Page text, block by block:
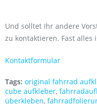
Und solltet Ihr andere
zu kontaktieren. Fast alles
Kontaktformular
Tags: original fahrrad
cube aufkleber,
überkleben,